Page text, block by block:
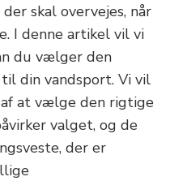
skal overvejes, når
I denne artikel vil vi
du vælger den
din vandsport. Vi vil
at vælge den rigtige
valget, og de
der er